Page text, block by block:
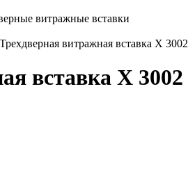
витражные вставки
Трехдверная витражная вставка X 3002
вставка X 3002